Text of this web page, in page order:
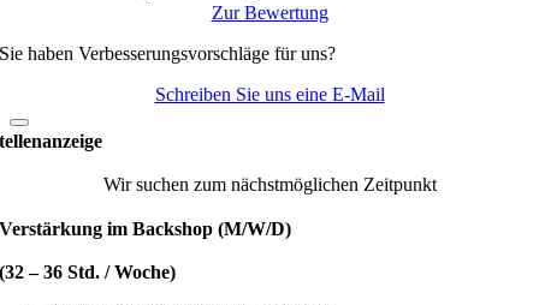
Zur Bewertung
Sie haben Verbesserungsvorschläge für uns?
Schreiben Sie uns eine E-Mail
Wir suchen zum nächstmöglichen Zeitpunkt
Verstärkung im Backshop (M/W/D)
(32 – 36 Std. / Woche)